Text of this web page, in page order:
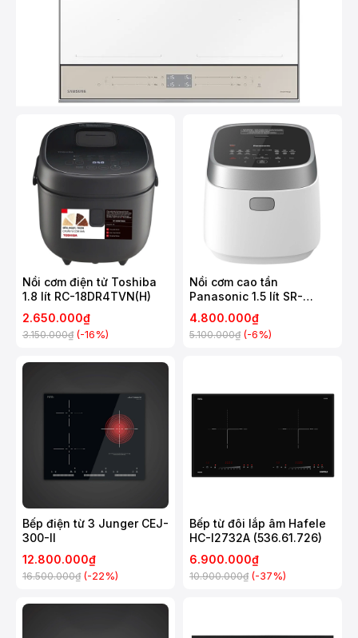
Nồi cơm điện tử Toshiba
1.8 lít RC-18DR4TVN(H)
2.650.000₫
3.150.000₫ (-16%)
Nồi cơm cao tần
Panasonic 1.5 lít SR-
HNS151WRA
4.800.000₫
5.100.000₫ (-6%)
Bếp điện từ 3 Junger CEJ-
300-II
12.800.000₫
16.500.000₫ (-22%)
Bếp từ đôi lắp âm Hafele
HC-I2732A (536.61.726)
6.900.000₫
10.900.000₫ (-37%)